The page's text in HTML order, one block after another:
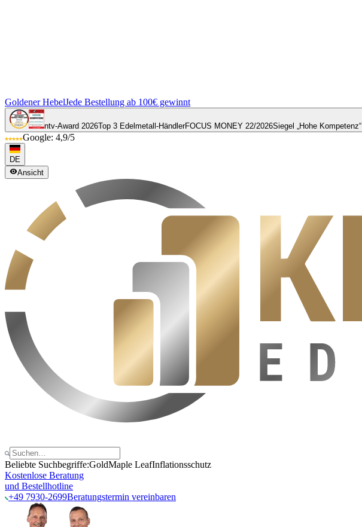
Goldener HebelJede Bestellung ab 100€ gewinnt
ntv-Award 2026Top 3 Edelmetall-HändlerFOCUS MONEY 22/2026Siegel „Hohe Kompetenz“
Google: 4,9/5
DE
Ansicht
Beliebte Suchbegriffe:GoldMaple LeafInflationsschutz
Kostenlose Beratung
und Bestellhotline
+49 7930-2699Beratungstermin vereinbaren